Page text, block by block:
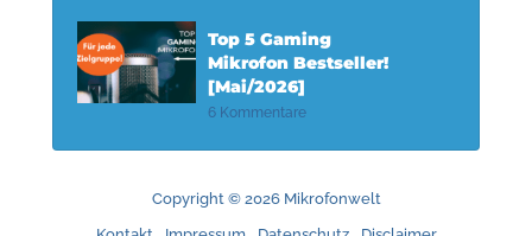
Top 5 Gaming
Mikrofon Bestseller!
[Mai/2026]
6 Kommentare
Copyright © 2026 Mikrofonwelt